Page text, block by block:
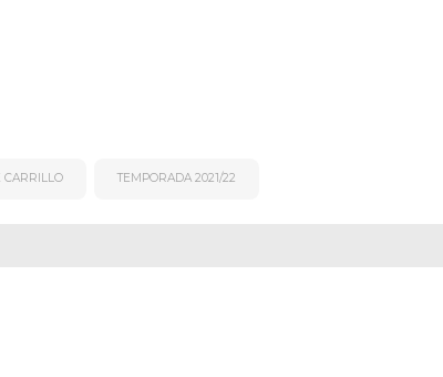
CARRILLO TEMPORADA 2021/22